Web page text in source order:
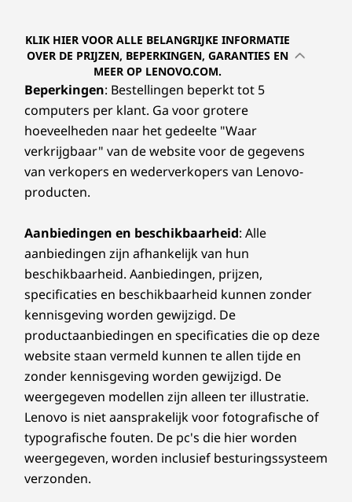
KLIK HIER VOOR ALLE BELANGRIJKE INFORMATIE
OVER DE PRIJZEN, BEPERKINGEN, GARANTIES EN
MEER OP LENOVO.COM.
Beperkingen: Bestellingen beperkt tot 5
computers per klant. Ga voor grotere
hoeveelheden naar het gedeelte "Waar
verkrijgbaar" van de website voor de gegevens
van verkopers en wederverkopers van Lenovo-
producten.
Aanbiedingen en beschikbaarheid: Alle
aanbiedingen zijn afhankelijk van hun
beschikbaarheid. Aanbiedingen, prijzen,
specificaties en beschikbaarheid kunnen zonder
kennisgeving worden gewijzigd. De
productaanbiedingen en specificaties die op deze
website staan vermeld kunnen te allen tijde en
zonder kennisgeving worden gewijzigd. De
weergegeven modellen zijn alleen ter illustratie.
Lenovo is niet aansprakelijk voor fotografische of
typografische fouten. De pc's die hier worden
weergegeven, worden inclusief besturingssysteem
verzonden.